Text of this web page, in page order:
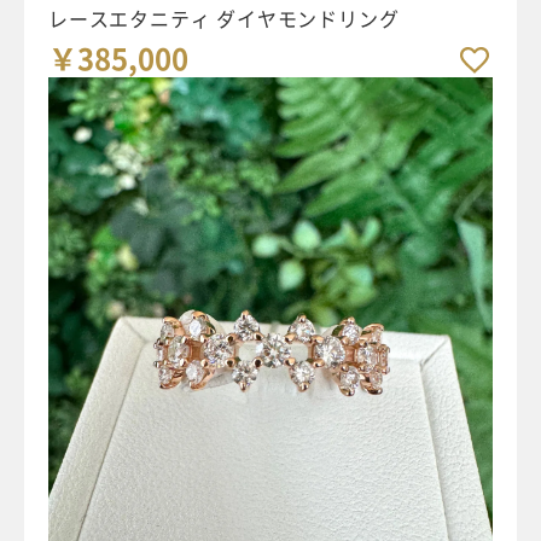
レースエタニティ ダイヤモンドリング
￥385,000